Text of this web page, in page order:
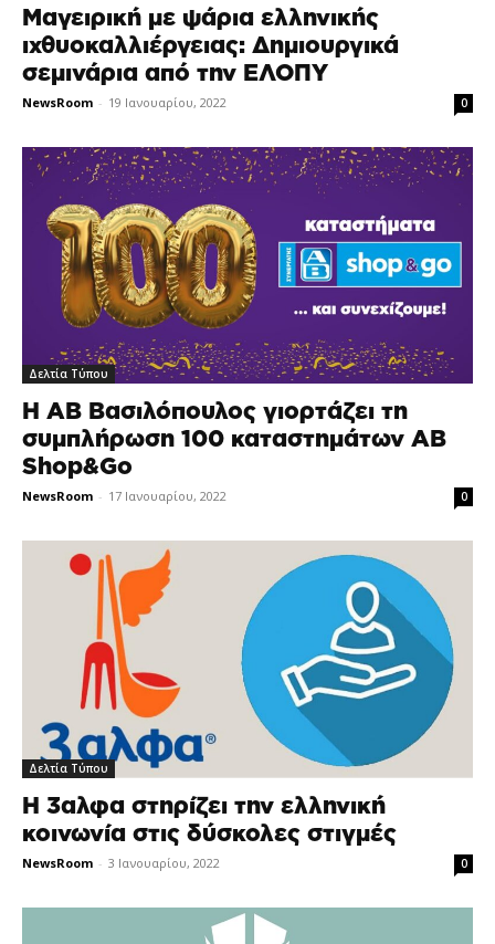
Mαγειρική με ψάρια ελληνικής
ιχθυοκαλλιέργειας: Δημιουργικά
σεμινάρια από την ΕΛΟΠΥ
NewsRoom - 19 Ιανουαρίου, 2022 0
Δελτία Τύπου
H ΑΒ Βασιλόπουλος γιορτάζει τη
συμπλήρωση 100 καταστημάτων AB
Shop&Go
NewsRoom - 17 Ιανουαρίου, 2022 0
Δελτία Τύπου
H 3αλφα στηρίζει την ελληνική
κοινωνία στις δύσκολες στιγμές
NewsRoom - 3 Ιανουαρίου, 2022 0